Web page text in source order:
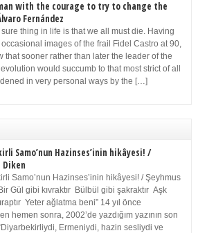
with the courage to try to change the
Fernández
thing in life is that we all must die. Having
images of the frail Fidel Castro at 90,
that sooner rather than later the leader of the
would succumb to that most strict of all
in very personal ways by the […]
Samo’nun Hazinses’inin hikâyesi! /
Diken
Samo’nun Hazinses’inin hikâyesi! / Şeyhmus
Gül gibi kıvraktır Bülbül gibi şakraktır Aşk
Yeter ağlatma beni” 14 yıl önce
hemen sonra, 2002’de yazdığım yazının son
Ermeniydi, hazin sesliydi ve